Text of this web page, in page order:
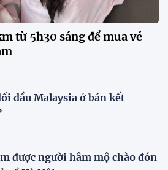
Việt Nam thắng đậm Timor
Leste tại ASEAN Cup 2026
22:34 24/07/2026
''tiếp lửa'' thầy trò HLV Kim
XEM THÊM